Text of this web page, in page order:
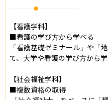
【看護学科】
■看護の学び方から学べる
「看護基礎ゼミナール」や「
て、大学や看護の学び方から
【社会福祉学科】
■複数資格の取得